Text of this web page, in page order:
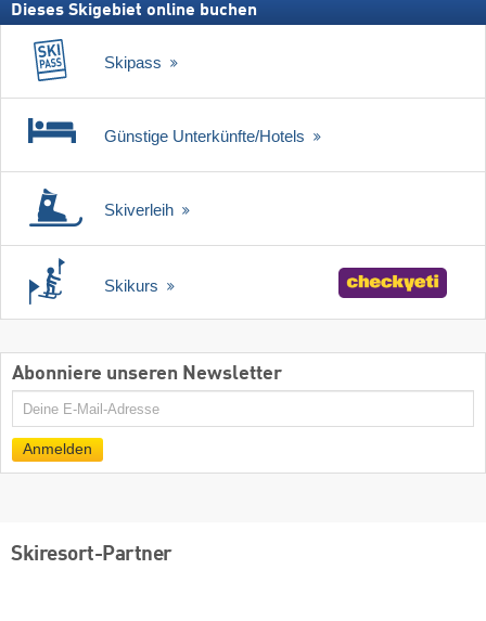
Dieses Skigebiet online buchen
Skipass
Günstige Unterkünfte/Hotels
Skiverleih
Skikurs
Abonniere unseren Newsletter
E-
Mail
Anmelden
Skiresort-Partner